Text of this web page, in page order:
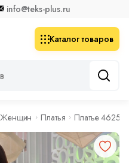
info@teks-plus.ru
Каталог товаров
Платья Платье 4625